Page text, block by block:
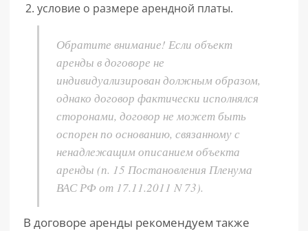
условие о размере арендной платы.
Обратите внимание! Если объект
аренды в договоре не
индивидуализирован должным образом,
однако договор фактически исполнялся
сторонами, договор не может быть
оспорен по основанию, связанному с
ненадлежащим описанием объекта
аренды (п. 15 Постановления Пленума
ВАС РФ от 17.11.2011 N 73).
В договоре аренды рекомендуем также